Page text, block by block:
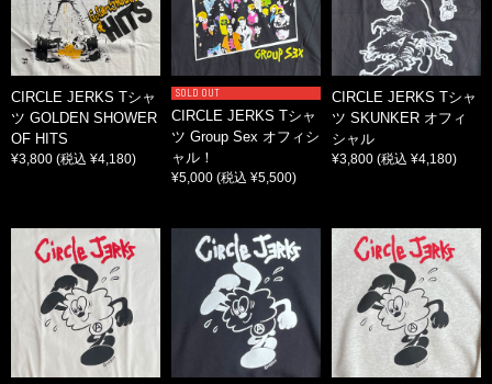
CIRCLE JERKS Tシャ
ツ GOLDEN SHOWER
OF HITS
¥3,800 (税込 ¥4,180)
SOLD OUT
CIRCLE JERKS Tシャ
ツ Group Sex オフィシ
ャル！
¥5,000 (税込 ¥5,500)
CIRCLE JERKS Tシャ
ツ SKUNKER オフィ
シャル
¥3,800 (税込 ¥4,180)